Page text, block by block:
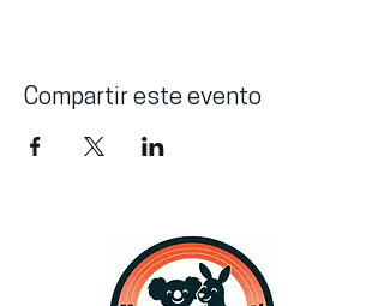
Compartir este evento